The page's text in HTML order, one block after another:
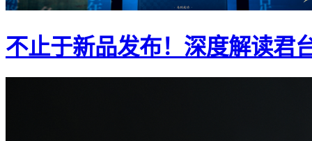
不止于新品发布！深度解读君